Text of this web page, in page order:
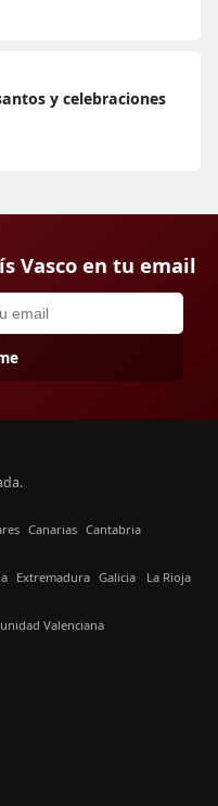
y celebraciones
Vasco en tu email
Canarias Cantabria
Extremadura Galicia La Rioja
Valenciana